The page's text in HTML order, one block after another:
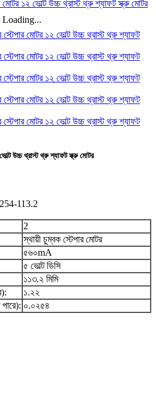
Loading...
উচ্চ থ্রাস্ট থ্রু শ্যাফট স্ক্রু মোটর
113.2
2
স্থায়ী চুম্বক স্টেপার মোটর
৫৬০mA
৫ ভোল্ট ডিসি
১১৩.২ মিমি
১.২২
০.০২৫৪